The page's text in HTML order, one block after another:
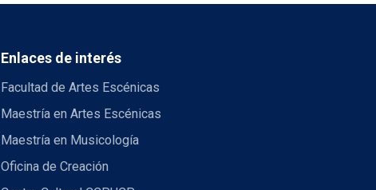
Enlaces de interés
Facultad de Artes Escénicas
Maestría en Artes Escénicas
Maestría en Musicología
Oficina de Creación